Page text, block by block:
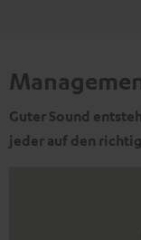
Guter Sound
jeder auf den